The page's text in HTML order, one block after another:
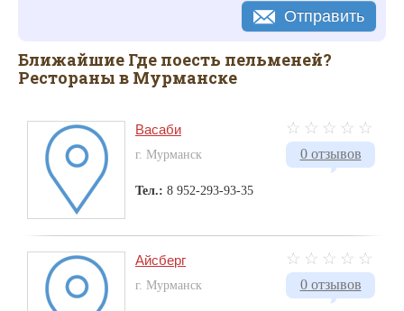
Отправить
Ближайшие Где поесть пельменей?
Рестораны в Мурманске
0 отзывов
Васаби
г. Мурманск
Тел.: 8 952-293-93-35
0 отзывов
Айсберг
г. Мурманск